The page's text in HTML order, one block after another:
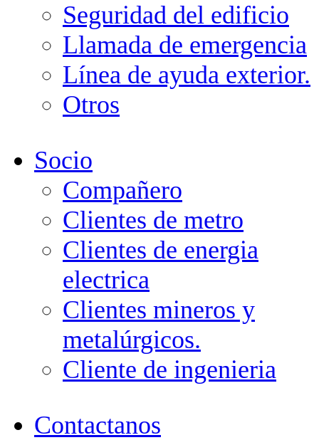
Seguridad del edificio
Llamada de emergencia
Línea de ayuda exterior.
Otros
Socio
Compañero
Clientes de metro
Clientes de energia
electrica
Clientes mineros y
metalúrgicos.
Cliente de ingenieria
Contactanos